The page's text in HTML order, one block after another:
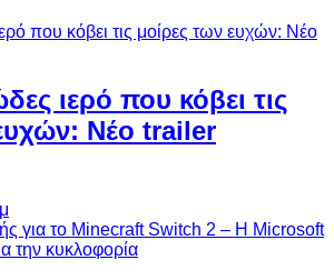
ιερό που κόβει τις
Νέο trailer